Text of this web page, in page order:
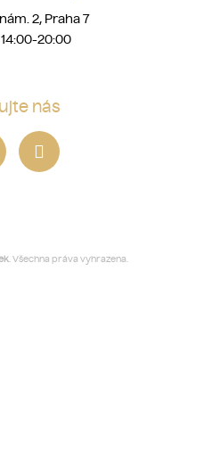
2, Praha 7
14:00-20:00
nás
. Všechna práva vyhrazena.